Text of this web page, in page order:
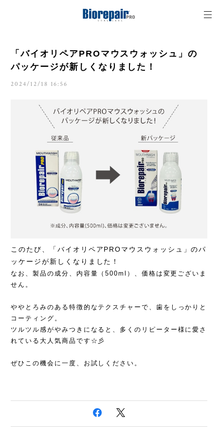
「バイオリペアPROマウスウォッシュ」の
パッケージが新しくなりました！
2024/12/18 16:56
このたび、「バイオリペアPROマウスウォッシュ」のパ
ッケージが新しくなりました！
なお、製品の成分、内容量（500ml）、価格は変更ございま
せん。
ややとろみのある特徴的なテクスチャーで、歯をしっかりと
コーティング。
ツルツル感がやみつきになると、多くのリピーター様に愛さ
れている大人気商品です☆彡
ぜひこの機会に一度、お試しください。